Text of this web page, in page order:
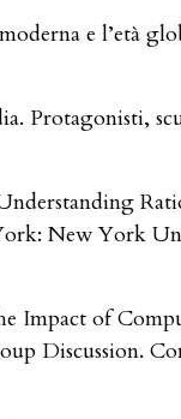
e l’età
Protagonisti,
New York
Impact of
Discussion.